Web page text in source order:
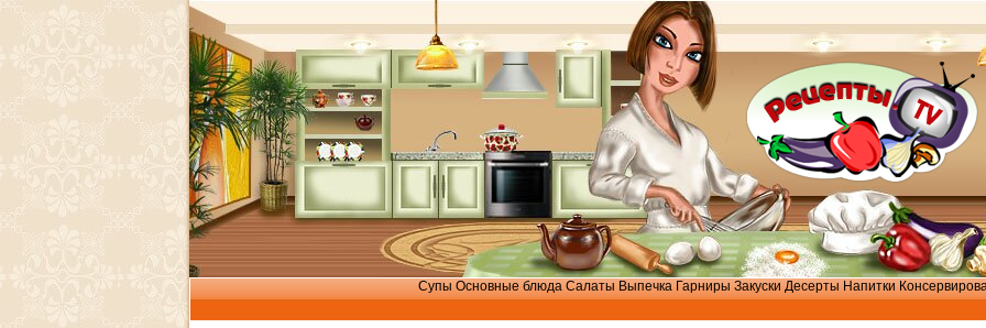
Супы Основные блюда Салаты Выпечка Гарниры Закуски Десерты Напитки